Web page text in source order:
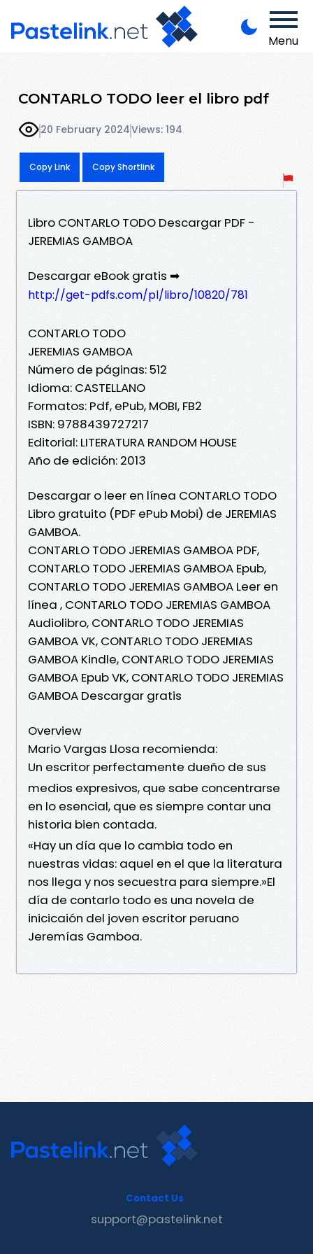
Menu
CONTARLO TODO leer el libro pdf
20 February 2024Views: 194
Copy Link Copy Shortlink
Libro CONTARLO TODO Descargar PDF -
JEREMIAS GAMBOA
Descargar eBook gratis ➡
http://get-pdfs.com/pl/libro/10820/781
CONTARLO TODO
JEREMIAS GAMBOA
Número de páginas: 512
Idioma: CASTELLANO
Formatos: Pdf, ePub, MOBI, FB2
ISBN: 9788439727217
Editorial: LITERATURA RANDOM HOUSE
Año de edición: 2013
Descargar o leer en línea CONTARLO TODO
Libro gratuito (PDF ePub Mobi) de JEREMIAS
GAMBOA.
CONTARLO TODO JEREMIAS GAMBOA PDF,
CONTARLO TODO JEREMIAS GAMBOA Epub,
CONTARLO TODO JEREMIAS GAMBOA Leer en
línea , CONTARLO TODO JEREMIAS GAMBOA
Audiolibro, CONTARLO TODO JEREMIAS
GAMBOA VK, CONTARLO TODO JEREMIAS
GAMBOA Kindle, CONTARLO TODO JEREMIAS
GAMBOA Epub VK, CONTARLO TODO JEREMIAS
GAMBOA Descargar gratis
Overview
Mario Vargas Llosa recomienda:
Un escritor perfectamente dueño de sus
medios expresivos, que sabe concentrarse
en lo esencial, que es siempre contar una
historia bien contada.
«Hay un día que lo cambia todo en
nuestras vidas: aquel en el que la literatura
nos llega y nos secuestra para siempre.»El
día de contarlo todo es una novela de
inicicaión del joven escritor peruano
Jeremías Gamboa.
Contact Us
support@pastelink.net